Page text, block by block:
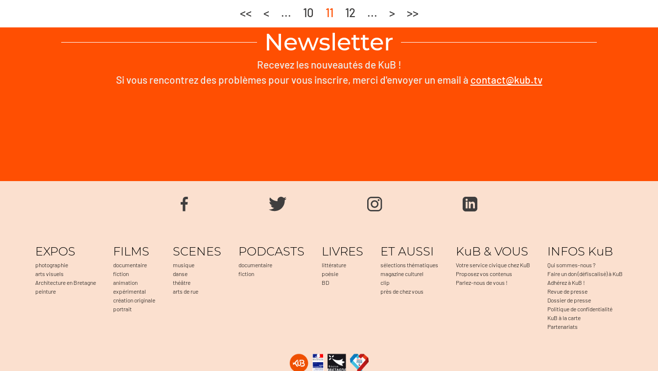
<< < ... 10 11 12 ... > >>
Newsletter
Recevez les nouveautés de KuB !
Si vous rencontrez des problèmes pour vous inscrire, merci d'envoyer un email à contact@kub.tv
EXPOS
photographie
arts visuels
Architecture en Bretagne
peinture
FILMS
documentaire
fiction
animation
expérimental
création originale
portrait
SCENES
musique
danse
théâtre
arts de rue
PODCASTS
documentaire
fiction
LIVRES
littérature
poésie
BD
ET AUSSI
sélections thématiques
magazine culturel
clip
près de chez vous
KuB & VOUS
Votre service civique chez KuB
Proposez vos contenus
Parlez-nous de vous !
INFOS KuB
Qui sommes-nous ?
Faire un don (défiscalisé) à KuB
Adhérez à KuB !
Revue de presse
Dossier de presse
Politique de confidentialité
KuB à la carte
Partenariats